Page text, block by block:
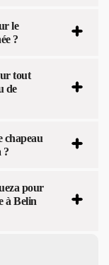
le
?
tout
de
chapeau
?
pour
à Belin